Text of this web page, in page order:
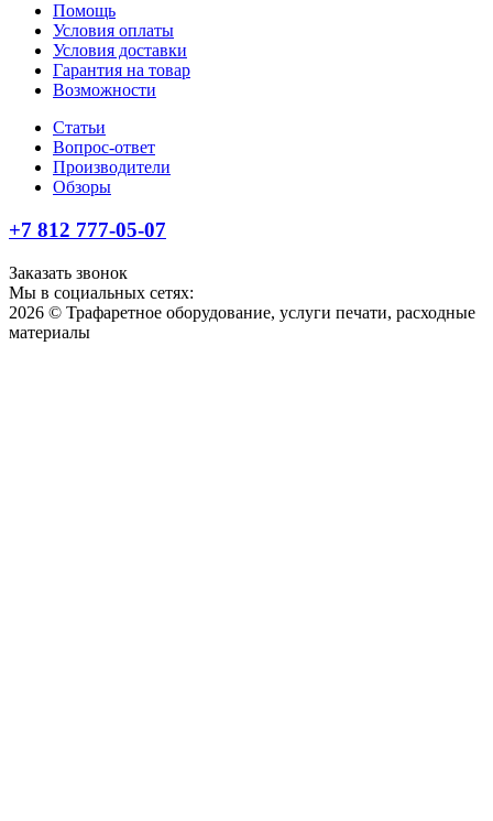
Помощь
Условия оплаты
Условия доставки
Гарантия на товар
Возможности
Статьи
Вопрос-ответ
Производители
Обзоры
+7 812 777-05-07
Заказать звонок
Мы в социальных сетях:
2026 © Трафаретное оборудование, услуги печати, расходные
материалы